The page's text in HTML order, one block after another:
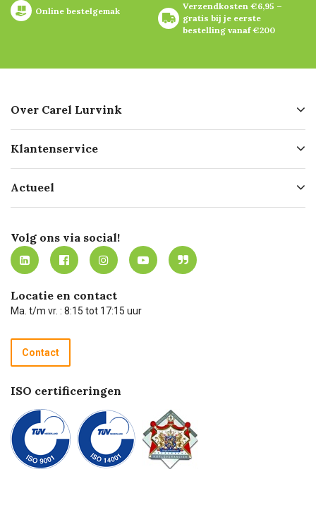
Online bestelgemak
Verzendkosten €6,95 –
gratis bij je eerste
bestelling vanaf €200
Over Carel Lurvink
Geschiedenis
Missie
Werken bij Carel Lurvink
MVO
Klantenservice
Bezorgen
Mijn Carel Lurvink
Mijn Carel Lurvink instructievideo's
Carel Lurvink App
Hulp op afstand
Technische dienst
Recycle programma
Betalen
Actueel
Innovation LAB
Tevreden klanten
Carel Lurvink Blog
Carel de podcast
Volg ons via social!
Locatie en contact
Ma. t/m vr. : 8:15 tot 17:15 uur
Contact
ISO certificeringen